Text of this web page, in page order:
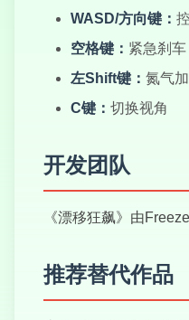
WASD/方向键：
空格键： 紧急刹车
左Shift键： 氮气
C键： 切换视角
开发团队
《漂移狂飙》由
推荐替代作品